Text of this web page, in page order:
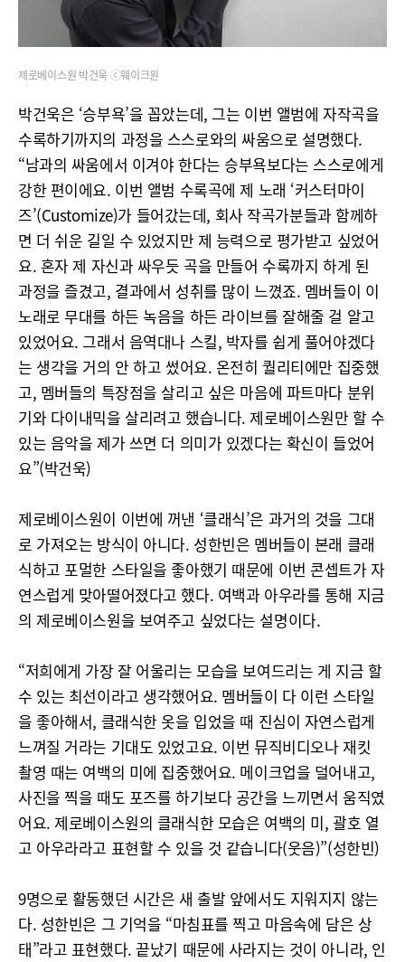
제로베이스원 박건욱 ⓒ웨이크원
박건욱은 ‘승부욕’을 꼽았는데, 그는 이번 앨범에 자작곡을
수록하기까지의 과정을 스스로와의 싸움으로 설명했다.
“남과의 싸움에서 이겨야 한다는 승부욕보다는 스스로에게
강한 편이에요. 이번 앨범 수록곡에 제 노래 ‘커스터마이
즈’(Customize)가 들어갔는데, 회사 작곡가분들과 함께하
면 더 쉬운 길일 수 있었지만 제 능력으로 평가받고 싶었어
요. 혼자 제 자신과 싸우듯 곡을 만들어 수록까지 하게 된
과정을 즐겼고, 결과에서 성취를 많이 느꼈죠. 멤버들이 이
노래로 무대를 하든 녹음을 하든 라이브를 잘해줄 걸 알고
있었어요. 그래서 음역대나 스킬, 박자를 쉽게 풀어야겠다
는 생각을 거의 안 하고 썼어요. 온전히 퀄리티에만 집중했
고, 멤버들의 특장점을 살리고 싶은 마음에 파트마다 분위
기와 다이내믹을 살리려고 했습니다. 제로베이스원만 할 수
있는 음악을 제가 쓰면 더 의미가 있겠다는 확신이 들었어
요”(박건욱)
제로베이스원이 이번에 꺼낸 ‘클래식’은 과거의 것을 그대
로 가져오는 방식이 아니다. 성한빈은 멤버들이 본래 클래
식하고 포멀한 스타일을 좋아했기 때문에 이번 콘셉트가 자
연스럽게 맞아떨어졌다고 했다. 여백과 아우라를 통해 지금
의 제로베이스원을 보여주고 싶었다는 설명이다.
“저희에게 가장 잘 어울리는 모습을 보여드리는 게 지금 할
수 있는 최선이라고 생각했어요. 멤버들이 다 이런 스타일
을 좋아해서, 클래식한 옷을 입었을 때 진심이 자연스럽게
느껴질 거라는 기대도 있었고요. 이번 뮤직비디오나 재킷
촬영 때는 여백의 미에 집중했어요. 메이크업을 덜어내고,
사진을 찍을 때도 포즈를 하기보다 공간을 느끼면서 움직였
어요. 제로베이스원의 클래식한 모습은 여백의 미, 괄호 열
고 아우라라고 표현할 수 있을 것 같습니다(웃음)”(성한빈)
9명으로 활동했던 시간은 새 출발 앞에서도 지워지지 않는
다. 성한빈은 그 기억을 “마침표를 찍고 마음속에 담은 상
태”라고 표현했다. 끝났기 때문에 사라지는 것이 아니라, 인